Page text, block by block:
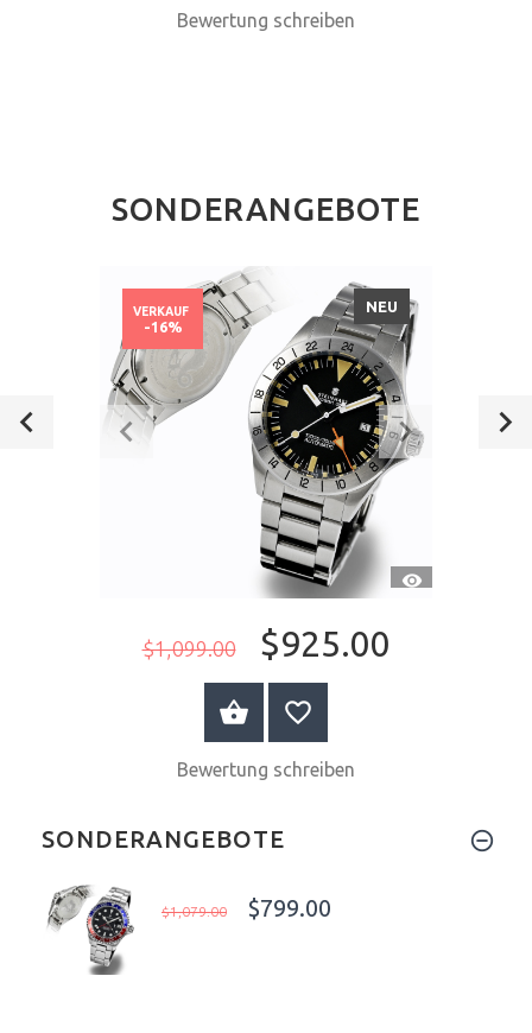
Bewertung schreiben
SONDERANGEBOTE
NEU
$1,099.00 $925.00
VERKAUF
-16%
WARENKORB
Bewertung schreiben
SONDERANGEBOTE
$1,079.00 $799.00